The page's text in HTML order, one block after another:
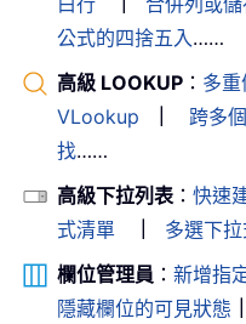
公式的四捨五入 ……
高級 LOOKUP ： 多
VLookup
跨多
找……
高級下拉列表 ： 快速
式清單
多選下
欄位管理員 ： 新增指
隱藏欄位的可見狀態